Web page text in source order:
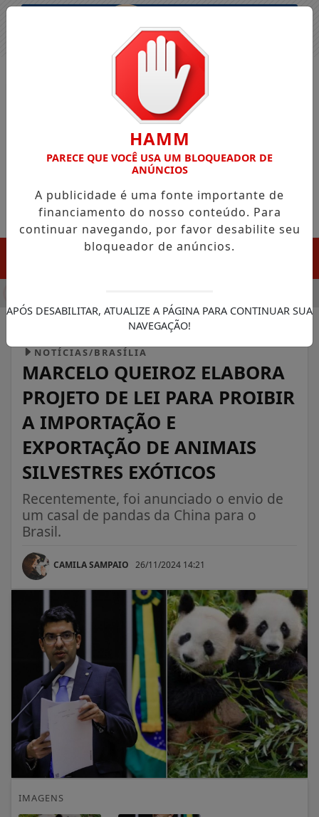
NOTÍCIAS/BRASÍLIA
MARCELO QUEIROZ ELABORA
PROJETO DE LEI PARA PROIBIR
A IMPORTAÇÃO E
EXPORTAÇÃO DE ANIMAIS
SILVESTRES EXÓTICOS
Recentemente, foi anunciado o envio de
um casal de pandas da China para o
Brasil.
CAMILA SAMPAIO 26/11/2024 14:21
IMAGENS
HAMM
PARECE QUE VOCÊ USA UM BLOQUEADOR DE
ANÚNCIOS
A publicidade é uma fonte importante de
financiamento do nosso conteúdo. Para
continuar navegando, por favor desabilite seu
bloqueador de anúncios.
APÓS DESABILITAR, ATUALIZE A PÁGINA PARA CONTINUAR SUA
NAVEGAÇÃO!